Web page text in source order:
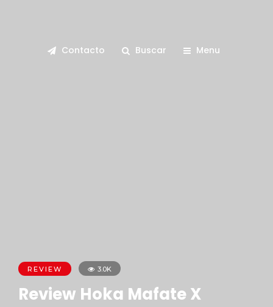
Contacto Buscar Menu
REVIEW 3.0K
Review Hoka Mafate X